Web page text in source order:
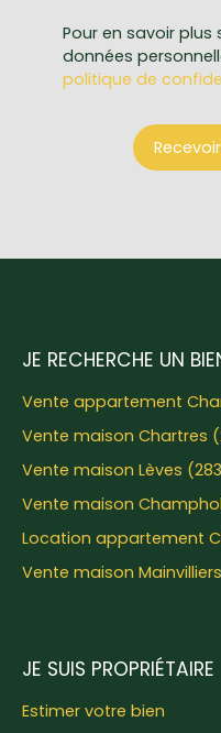
Pour en savoir
données
politique de
JE RECHERCHE UN
Vente appartement
Vente maison Chartres
Vente maison Lèves
Vente maison
Location appartement
Vente maison
JE SUIS PROPRIÉTAIRE
Estimer votre bien